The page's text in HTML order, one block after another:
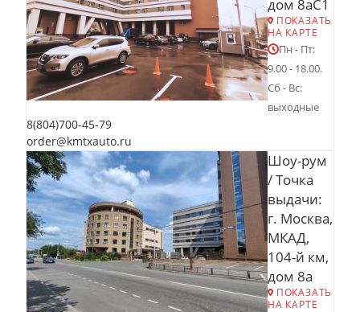
дом 8аС1
ПОКАЗАТЬ
НА КАРТЕ
Пн - Пт:
9.00 - 18.00.
Сб - Вс:
выходные
8(804)700-45-79
order@kmtxauto.ru
Шоу-рум
/ Точка
выдачи:
г. Москва,
МКАД,
104-й км,
дом 8а
ПОКАЗАТЬ
НА КАРТЕ